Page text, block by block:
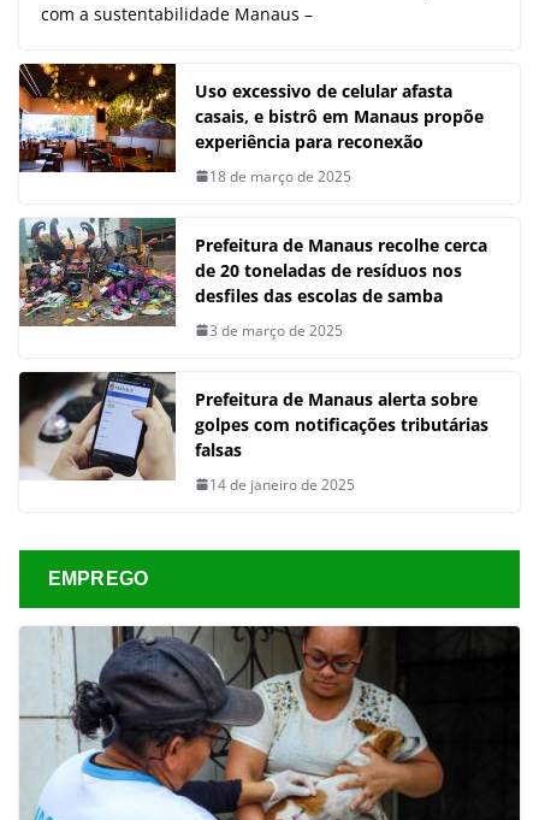
com a sustentabilidade Manaus –
Uso excessivo de celular afasta
casais, e bistrô em Manaus propõe
experiência para reconexão
18 de março de 2025
Prefeitura de Manaus recolhe cerca
de 20 toneladas de resíduos nos
desfiles das escolas de samba
3 de março de 2025
Prefeitura de Manaus alerta sobre
golpes com notificações tributárias
falsas
14 de janeiro de 2025
EMPREGO